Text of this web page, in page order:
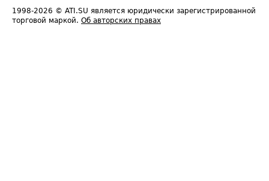
1998-2026 © ATI.SU является юридически зарегистрированной
торговой маркой. Об авторских правах